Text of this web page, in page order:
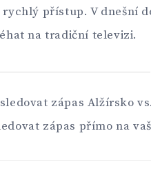
přístup. V dnešní
na tradiční televizi.
zápas Alžírsko
zápas přímo na